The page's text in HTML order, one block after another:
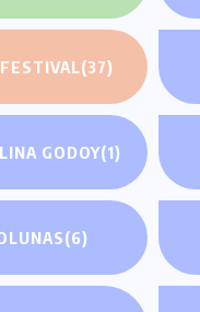
(37)
GODOY(1)
(6)